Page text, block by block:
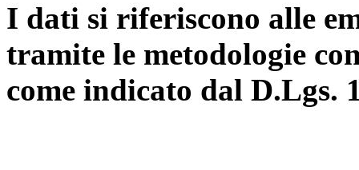
I dati si riferiscono alle
tramite le metodologie
come indicato dal D.Lgs.